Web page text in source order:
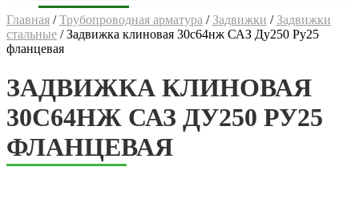
Главная /Трубопроводная арматура / Задвижки / Задвижки
стальные /Задвижка клиновая 30с64нж САЗ Ду250 Ру25
фланцевая
ЗАДВИЖКА КЛИНОВАЯ
30С64НЖ САЗ ДУ250 РУ25
ФЛАНЦЕВАЯ